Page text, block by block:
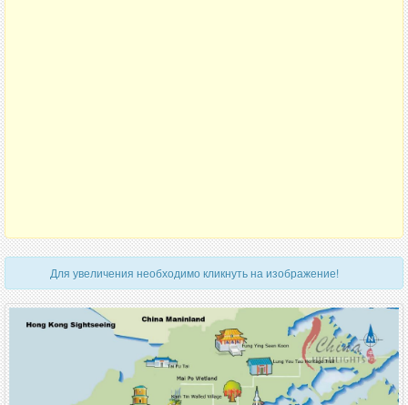
Для увеличения необходимо кликнуть на изображение!